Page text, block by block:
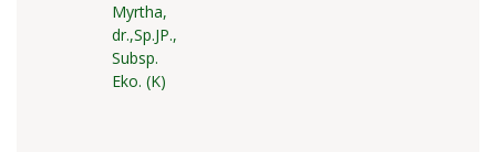
Myrtha,
dr.,Sp.JP.,
Subsp.
Eko. (K)